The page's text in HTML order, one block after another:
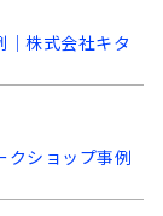
株式会社キタ
クショップ事例